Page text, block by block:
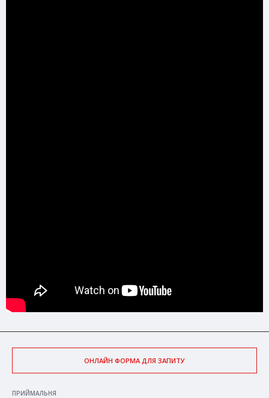
ОНЛАЙН ФОРМА ДЛЯ ЗАПИТУ
ПРИЙМАЛЬНЯ